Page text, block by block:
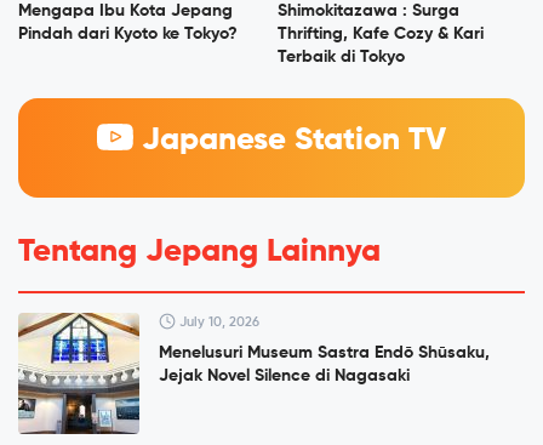
Mengapa Ibu Kota Jepang
Pindah dari Kyoto ke Tokyo?
Shimokitazawa : Surga
Thrifting, Kafe Cozy & Kari
Terbaik di Tokyo
Japanese Station TV
Tentang Jepang Lainnya
July 10, 2026
Menelusuri Museum Sastra Endō Shūsaku,
Jejak Novel Silence di Nagasaki